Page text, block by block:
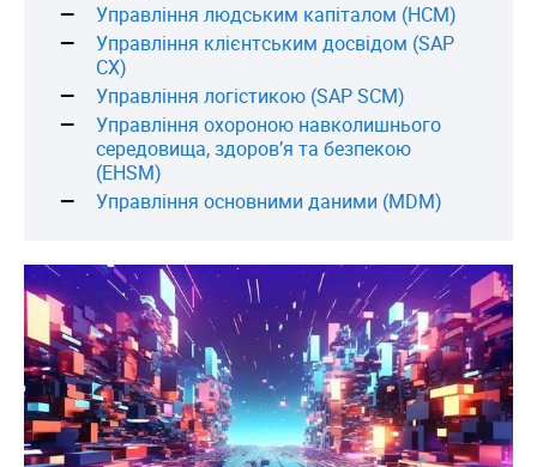
Управління людським капіталом (HCM)
Управління клієнтським досвідом (SAP
CX)
Управління логістикою (SAP SCM)
Управління охороною навколишнього
середовища, здоров’я та безпекою
(EHSM)
Управління основними даними (MDM)